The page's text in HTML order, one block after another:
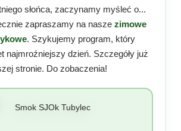
słońca, zaczynamy myśleć o...
zapraszamy na nasze zimowe
. Szykujemy program, który
najmroźniejszy dzień. Szczegóły już
stronie. Do zobaczenia!